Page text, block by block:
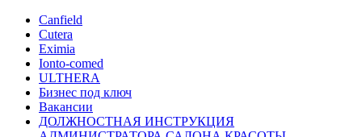
Canfield
Cutera
Eximia
Ionto-comed
ULTHERA
Бизнес под ключ
Вакансии
ДОЛЖНОСТНАЯ ИНСТРУКЦИЯ